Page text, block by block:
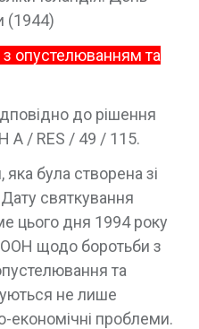
(1944)
з опустелюванням та
до рішення
A / RES / 49 / 115.
була створена зі
святкування
цього дня 1994 року
ООН щодо боротьби з
та
не лише
економічні проблеми.